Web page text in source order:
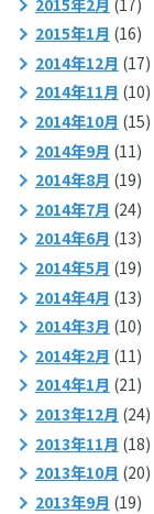
2015年1月 (16)
2014年12月 (17)
2014年11月 (10)
2014年10月 (15)
2014年9月 (11)
2014年8月 (19)
2014年7月 (24)
2014年6月 (13)
2014年5月 (19)
2014年4月 (13)
2014年3月 (10)
2014年2月 (11)
2014年1月 (21)
2013年12月 (24)
2013年11月 (18)
2013年10月 (20)
2013年9月 (19)